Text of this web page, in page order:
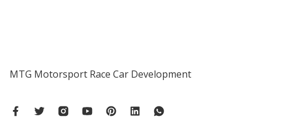
MTG Motorsport Race Car Development